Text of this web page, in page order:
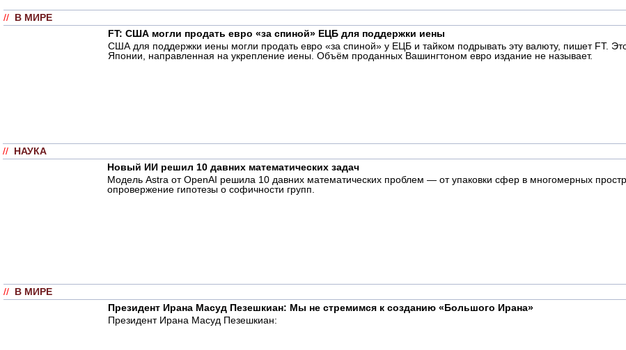
// В МИРЕ
FT: США могли продать евро «за спиной» ЕЦБ для поддержки иены
США для поддержки иены могли продать евро «за спиной» у ЕЦБ и тайком подрывать эту валюту, пишет FT.
Японии, направленная на укрепление иены. Объём проданных Вашингтоном евро издание не называет.
// НАУКА
Новый ИИ решил 10 давних математических задач
Модель Astra от OpenAI решила 10 давних математических проблем — от упаковки сфер в многомерных
опровержение гипотезы о софичности групп.
// В МИРЕ
Президент Ирана Масуд Пезешкиан: Мы не стремимся к созданию «Большого Ирана»
Президент Ирана Масуд Пезешкиан: